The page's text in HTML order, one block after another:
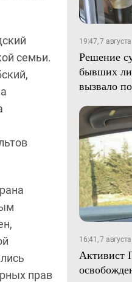
семьи.
прав
19:47, 7
Решение
бывших
вызвало
16:41, 7
Активист